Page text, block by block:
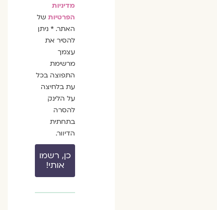
מדיניות
הפרטיותשל
האתר. * ניתן
להסיר את
עצמך
מרשימת
התפוצה בכל
עת בלחיצה
על הלינק
להסרה
בתחתית
הדיוור.
כן, רשמו
אותי!